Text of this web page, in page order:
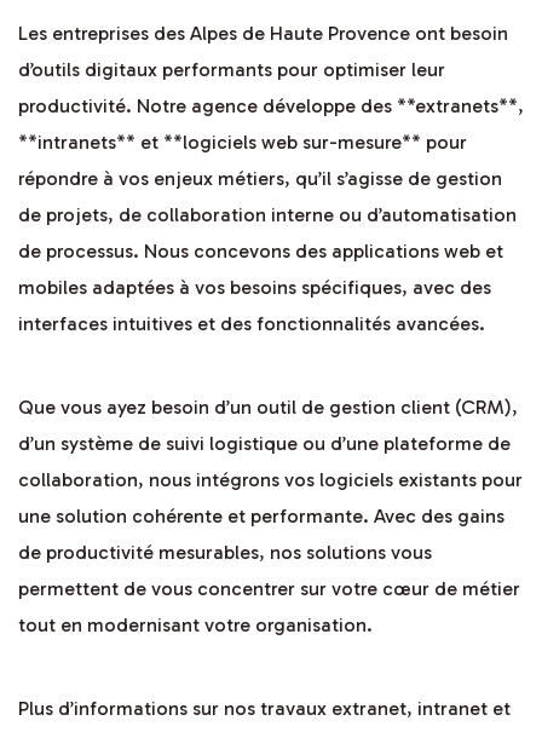
Les entreprises des Alpes de Haute Provence ont besoin
d’outils digitaux performants pour optimiser leur
productivité. Notre agence développe des **extranets**,
**intranets** et **logiciels web sur-mesure** pour
répondre à vos enjeux métiers, qu’il s’agisse de gestion
de projets, de collaboration interne ou d’automatisation
de processus. Nous concevons des applications web et
mobiles adaptées à vos besoins spécifiques, avec des
interfaces intuitives et des fonctionnalités avancées.
Que vous ayez besoin d’un outil de gestion client (CRM),
d’un système de suivi logistique ou d’une plateforme de
collaboration, nous intégrons vos logiciels existants pour
une solution cohérente et performante. Avec des gains
de productivité mesurables, nos solutions vous
permettent de vous concentrer sur votre cœur de métier
tout en modernisant votre organisation.
Plus d’informations sur nos travaux extranet, intranet et